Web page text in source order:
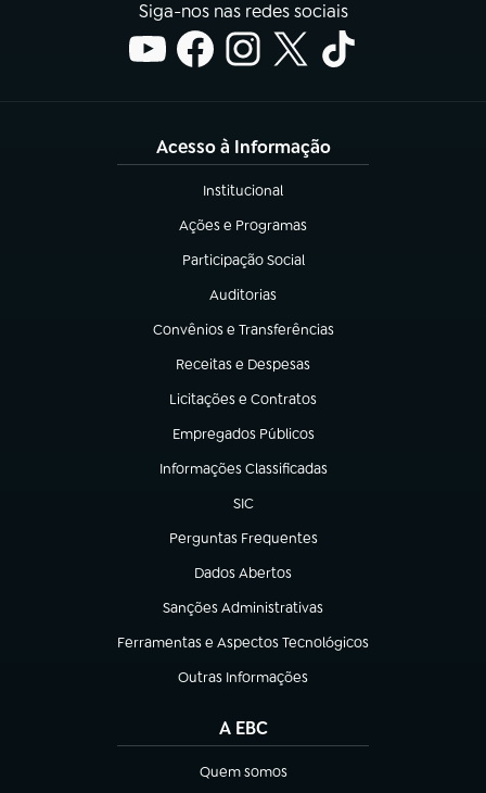
Siga-nos nas redes sociais
Acesso à Informação
Institucional
(abre em nova aba)
Ações e Programas
(abre em nova aba)
Participação Social
(abre em nova aba)
Auditorias
(abre em nova aba)
Convênios e Transferências
(abre em nova aba)
Receitas e Despesas
(abre em nova aba)
Licitações e Contratos
(abre em nova aba)
Empregados Públicos
(abre em nova aba)
Informações Classificadas
(abre em nova aba)
SIC
(abre em nova aba)
Perguntas Frequentes
(abre em nova aba)
Dados Abertos
(abre em nova aba)
Sanções Administrativas
(abre em nova aba)
Ferramentas e Aspectos Tecnológicos
(abre em nova aba)
Outras Informações
(abre em nova aba)
A EBC
Quem somos
(abre em nova aba)